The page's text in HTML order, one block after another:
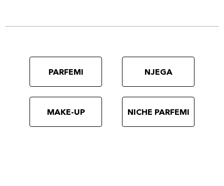
PARFEMI NJEGA
MAKE-UP NICHE PARFEMI